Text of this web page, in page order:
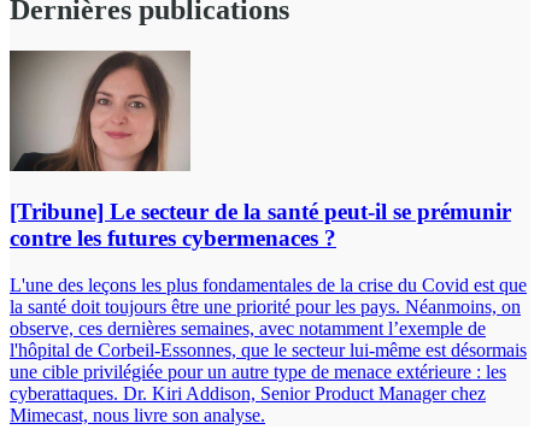
Dernières publications
[Tribune] Le secteur de la santé peut-il se prémunir
contre les futures cybermenaces ?
L'une des leçons les plus fondamentales de la crise du Covid est que
la santé doit toujours être une priorité pour les pays. Néanmoins, on
observe, ces dernières semaines, avec notamment l’exemple de
l'hôpital de Corbeil-Essonnes, que le secteur lui-même est désormais
une cible privilégiée pour un autre type de menace extérieure : les
cyberattaques. Dr. Kiri Addison, Senior Product Manager chez
Mimecast, nous livre son analyse.